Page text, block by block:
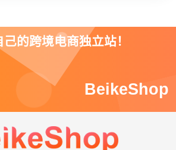
的跨境电商独立站！
BeikeShop